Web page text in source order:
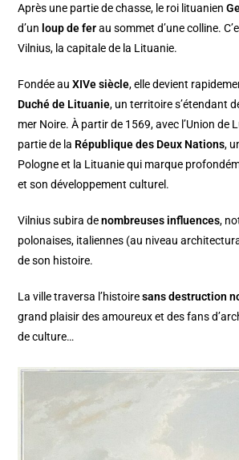
Après une partie de chasse, le roi lituanien
d’un loup de ferau sommet d’une colline.
Vilnius, la capitale de la Lituanie.
Fondée auXIVe siècle, elle devient
Duché de Lituanie, un territoire s’étendant
mer Noire. À partir de 1569, avec l’Union de
partie de la République des Deux Nations,
Pologne et la Lituanie qui marque
et son développement culturel.
Vilnius subira denombreuses influences,
polonaises, italiennes (au niveau
de son histoire.
La ville traversa l’histoiresans destruction
grand plaisir des amoureux et des fans
de culture…